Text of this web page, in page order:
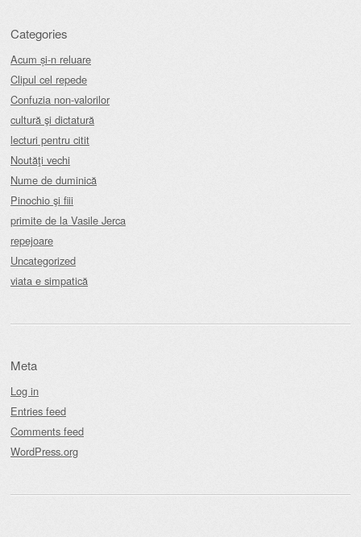
Categories
Acum și-n reluare
Clipul cel repede
Confuzia non-valorilor
cultură şi dictatură
lecturi pentru citit
Noutăţi vechi
Nume de duminică
Pinochio şi fiii
primite de la Vasile Jerca
repejoare
Uncategorized
viata e simpatică
Meta
Log in
Entries feed
Comments feed
WordPress.org